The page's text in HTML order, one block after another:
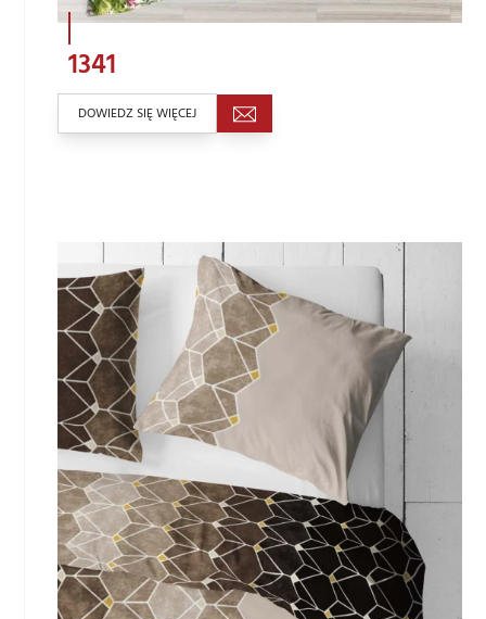
1341
DOWIEDZ SIĘ WIĘCEJ